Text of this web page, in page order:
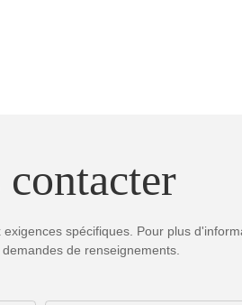
spécifiques. Pour plus
de renseignements.